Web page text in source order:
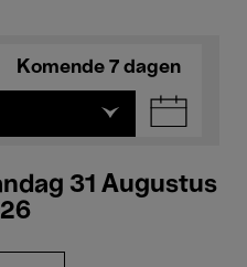
Komende 7 dagen
31 Augustus